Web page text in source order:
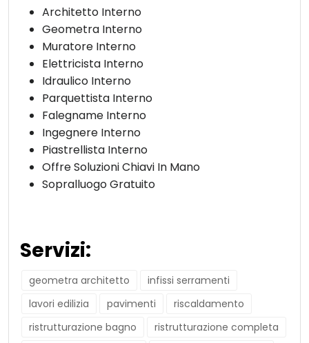
Architetto Interno
Geometra Interno
Muratore Interno
Elettricista Interno
Idraulico Interno
Parquettista Interno
Falegname Interno
Ingegnere Interno
Piastrellista Interno
Offre Soluzioni Chiavi In Mano
Sopralluogo Gratuito
Servizi:
geometra architetto
infissi serramenti
lavori edilizia
pavimenti
riscaldamento
ristrutturazione bagno
ristrutturazione completa